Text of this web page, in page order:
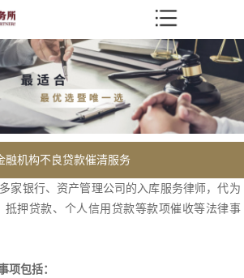
融机构不良贷款催清服务
家银行、资产管理公司的入库服务律师，代为
抵押贷款、个人信用贷款等款项催收等法律事
项包括：